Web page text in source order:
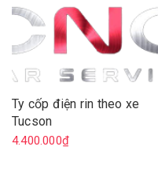
Ty cốp điện rin theo xe
Tucson
4.400.000₫